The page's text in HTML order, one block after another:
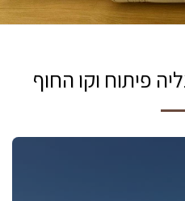
פיתוח וקו החוף